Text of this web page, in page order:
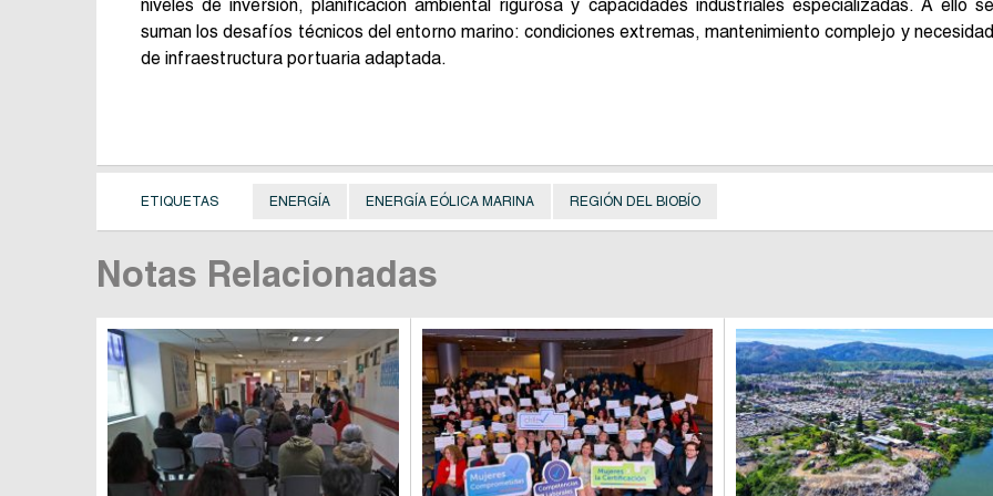
niveles de inversión, planificación ambiental rigurosa y capacidades industriales especializadas. A ello se
suman los desafíos técnicos del entorno marino: condiciones extremas, mantenimiento complejo y necesidad
de infraestructura portuaria adaptada.
ETIQUETAS ENERGÍA ENERGÍA EÓLICA MARINA REGIÓN DEL BIOBÍO
Notas Relacionadas